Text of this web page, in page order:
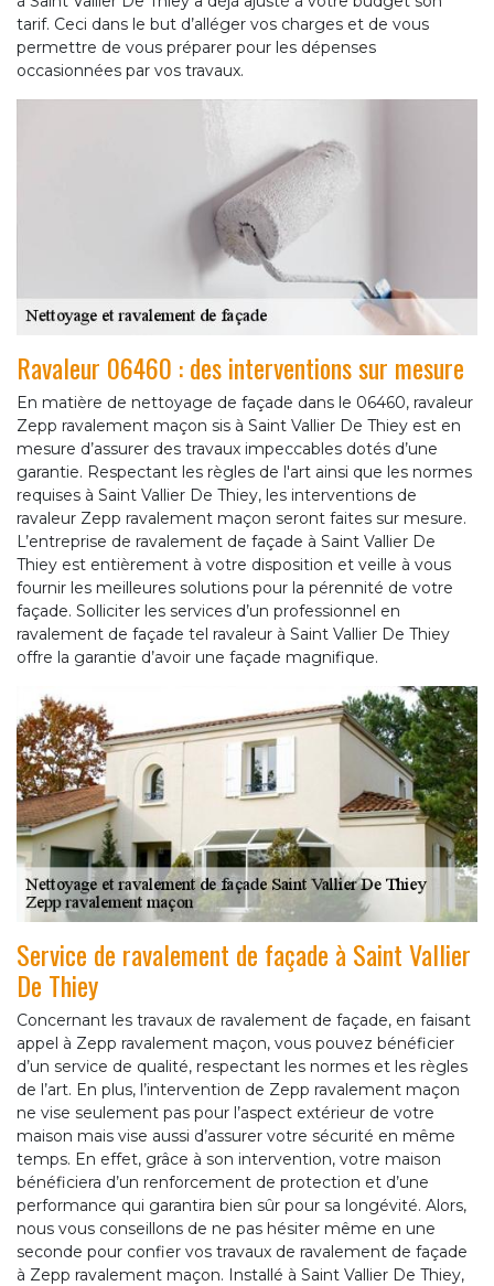
tarif. Ceci dans le but d’alléger vos charges et de vous
permettre de vous préparer pour les dépenses
occasionnées par vos travaux.
Ravaleur 06460 : des interventions sur mesure
En matière de nettoyage de façade dans le 06460, ravaleur
Zepp ravalement maçon sis à Saint Vallier De Thiey est en
mesure d’assurer des travaux impeccables dotés d’une
garantie. Respectant les règles de l'art ainsi que les normes
requises à Saint Vallier De Thiey, les interventions de
ravaleur Zepp ravalement maçon seront faites sur mesure.
L’entreprise de ravalement de façade à Saint Vallier De
Thiey est entièrement à votre disposition et veille à vous
fournir les meilleures solutions pour la pérennité de votre
façade. Solliciter les services d’un professionnel en
ravalement de façade tel ravaleur à Saint Vallier De Thiey
offre la garantie d’avoir une façade magnifique.
Service de ravalement de façade à Saint Vallier
De Thiey
Concernant les travaux de ravalement de façade, en faisant
appel à Zepp ravalement maçon, vous pouvez bénéficier
d’un service de qualité, respectant les normes et les règles
de l’art. En plus, l’intervention de Zepp ravalement maçon
ne vise seulement pas pour l’aspect extérieur de votre
maison mais vise aussi d’assurer votre sécurité en même
temps. En effet, grâce à son intervention, votre maison
bénéficiera d’un renforcement de protection et d’une
performance qui garantira bien sûr pour sa longévité. Alors,
nous vous conseillons de ne pas hésiter même en une
seconde pour confier vos travaux de ravalement de façade
à Zepp ravalement maçon. Installé à Saint Vallier De Thiey,